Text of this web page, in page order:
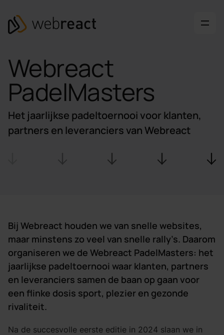
Webreact
Webreact
PadelMasters
Het jaarlijkse padeltoernooi voor klanten,
partners en leveranciers van Webreact
Bij Webreact houden we van snelle websites,
maar minstens zo veel van snelle rally’s. Daarom
organiseren we de Webreact PadelMasters: het
jaarlijkse padeltoernooi waar klanten, partners
en leveranciers samen de baan op gaan voor
een flinke dosis sport, plezier en gezonde
rivaliteit.
Na de succesvolle eerste editie in 2024 slaan we in